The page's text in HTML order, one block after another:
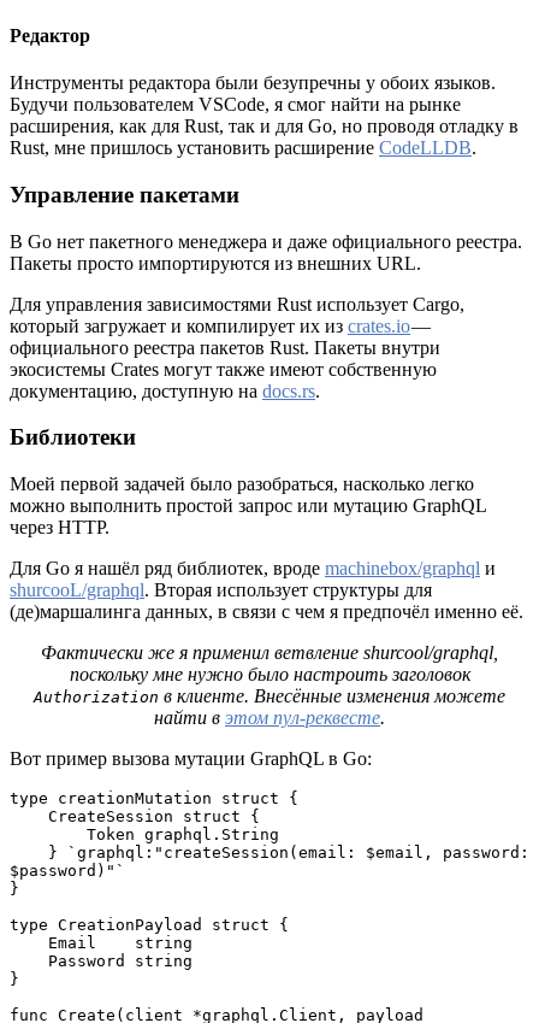
Редактор
Инструменты редактора были безупречны у обоих языков.
Будучи пользователем VSCode, я смог найти на рынке
расширения, как для Rust, так и для Go, но проводя отладку в
Rust, мне пришлось установить расширение CodeLLDB.
Управление пакетами
В Go нет пакетного менеджера и даже официального реестра.
Пакеты просто импортируются из внешних URL.
Для управления зависимостями Rust использует Cargo,
который загружает и компилирует их из crates.io—
официального реестра пакетов Rust. Пакеты внутри
экосистемы Crates могут также имеют собственную
документацию, доступную на docs.rs.
Библиотеки
Моей первой задачей было разобраться, насколько легко
можно выполнить простой запрос или мутацию GraphQL
через HTTP.
Для Go я нашёл ряд библиотек, вроде machinebox/graphql и
shurcooL/graphql. Вторая использует структуры для
(де)маршалинга данных, в связи с чем я предпочёл именно её.
Фактически же я применил ветвление shurcool/graphql,
поскольку мне нужно было настроить заголовок
Authorization в клиенте. Внесённые изменения можете
найти в этом пул-реквесте.
Вот пример вызова мутации GraphQL в Go:
type creationMutation struct {
$password)"`
}
type CreationPayload struct {
}
func Create(client *graphql.Client, payload